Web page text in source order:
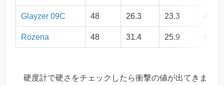
Glayzer 09C 48 26.3 23.3 40.7
Rozena 48 31.4 25.9 42.4
硬度計で硬さをチェックしたら衝撃の値が出てきま